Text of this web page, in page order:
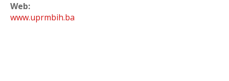
Web:
www.uprmbih.ba